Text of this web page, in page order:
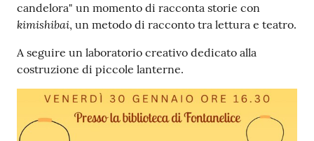
candelora" un momento di racconta storie con
kimishibai, un metodo di racconto tra lettura e teatro.
A seguire un laboratorio creativo dedicato alla
costruzione di piccole lanterne.